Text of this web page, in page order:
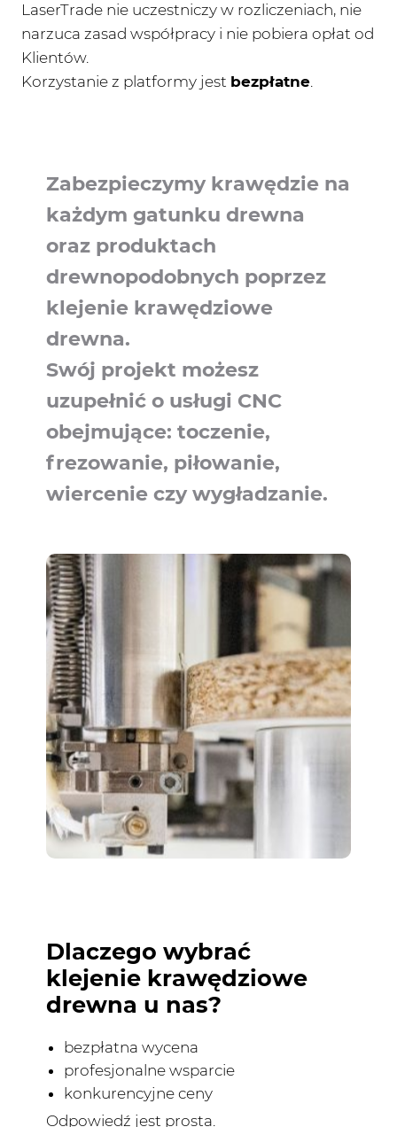
LaserTrade nie uczestniczy w rozliczeniach, nie
narzuca zasad współpracy i nie pobiera opłat od
Klientów.
Korzystanie z platformy jest bezpłatne.
Zabezpieczymy krawędzie na
każdym gatunku drewna
oraz produktach
drewnopodobnych poprzez
klejenie krawędziowe
drewna.
Swój projekt możesz
uzupełnić o usługi CNC
obejmujące: toczenie,
frezowanie, piłowanie,
wiercenie czy wygładzanie.
Dlaczego wybrać
klejenie krawędziowe
drewna u nas?
bezpłatna wycena
profesjonalne wsparcie
konkurencyjne ceny
Odpowiedź jest prosta.